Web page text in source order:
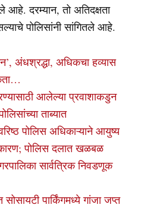
आहे. दरम्यान, तो अतिदक्षता
पोलिसांनी सांगितले आहे.
अंधश्रद्धा, अधिकचा हव्यास
आलेल्या प्रवाशाकडुन
ताब्यात
पोलिस अधिकाऱ्याने आयुष्य
पोलिस दलात खळबळ
सार्वत्रिक निवडणूक
पार्किंगमध्ये गांजा जप्त